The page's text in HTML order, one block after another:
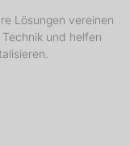
Lösungen vereinen
und helfen